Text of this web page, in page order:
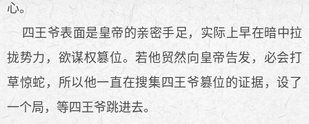
心。
四王爷表面是皇帝的亲密手足，实际上早在暗中拉
拢势力，欲谋权篡位。若他贸然向皇帝告发，必会打
草惊蛇，所以他一直在搜集四王爷篡位的证据，设了
一个局，等四王爷跳进去。